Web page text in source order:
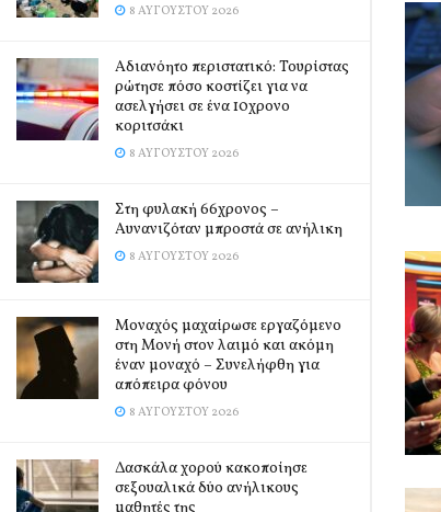
8 ΑΥΓΟΎΣΤΟΥ 2026
Αδιανόητο περιστατικό: Τουρίστας
ρώτησε πόσο κοστίζει για να
ασελγήσει σε ένα 10χρονο
κοριτσάκι
8 ΑΥΓΟΎΣΤΟΥ 2026
Στη φυλακή 66χρονος –
Αυνανιζόταν μπροστά σε ανήλικη
8 ΑΥΓΟΎΣΤΟΥ 2026
Μοναχός μαχαίρωσε εργαζόμενο
στη Μονή στον λαιμό και ακόμη
έναν μοναχό – Συνελήφθη για
απόπειρα φόνου
8 ΑΥΓΟΎΣΤΟΥ 2026
Δασκάλα χορού κακοποίησε
σεξουαλικά δύο ανήλικους